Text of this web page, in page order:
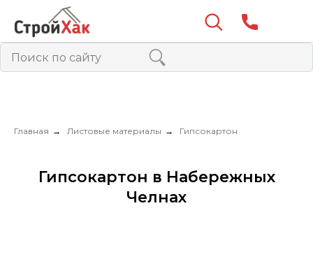
Главная → Листовые материалы → Гипсокартон
Гипсокартон в Набережных
Челнах